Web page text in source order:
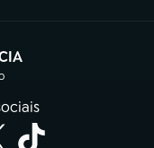
nova aba)